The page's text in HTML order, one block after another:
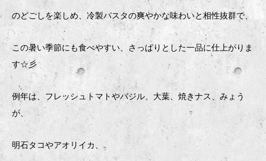
のどごしを楽しめ、冷製パスタの爽やかな味わいと相性抜群で、
この暑い季節にも食べやすい、さっぱりとした一品に仕上がりま
す☆彡
例年は、フレッシュトマトやバジル、大葉、焼きナス、みょう
が、
明石タコやアオリイカ、